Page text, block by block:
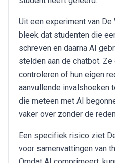
Uit een experiment van
bleek dat studenten die
schreven en daarna AI
stelden aan de chatbot.
controleren of hun eigen
aanvullende invalshoeken
die meteen met AI
vaker over zonder de
Een specifiek risico ziet
voor samenvattingen van